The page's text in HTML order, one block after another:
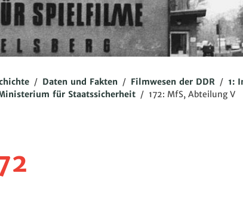
/ Daten und Fakten / Filmwesen der DDR / 1:
für Staatssicherheit / 172: MfS, Abteilung V